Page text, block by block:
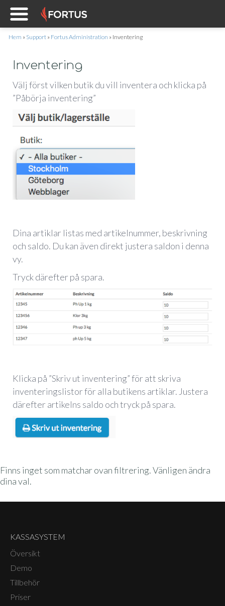
Hem » Support » Fortus Administration » Inventering
Inventering
Välj först vilken butik du vill inventera och klicka på
”Påbörja inventering”
Dina artiklar listas med artikelnummer, beskrivning
och saldo. Du kan även direkt justera saldon i denna
vy.
Tryck därefter på spara.
Klicka på ”Skriv ut inventering” för att skriva
inventeringslistor för alla butikens artiklar. Justera
därefter artikelns saldo och tryck på spara.
Finns inget som matchar ovan filtrering. Vänligen ändra
dina val.
KASSASYSTEM
Översikt
Demo
Tillbehör
Priser